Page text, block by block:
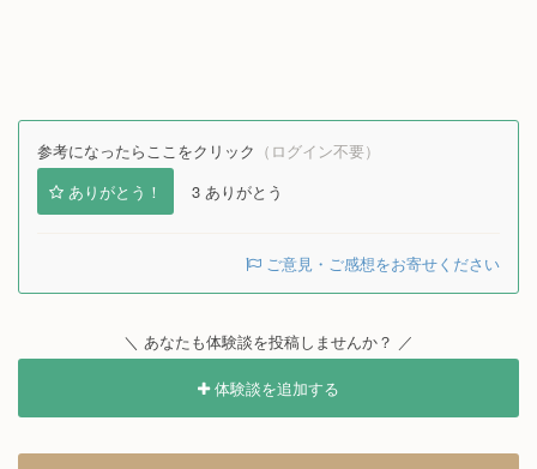
参考になったらここをクリック （ログイン不要）
ありがとう！
3 ありがとう
ご意見・ご感想をお寄せください
＼ あなたも体験談を投稿しませんか？ ／
体験談を追加する